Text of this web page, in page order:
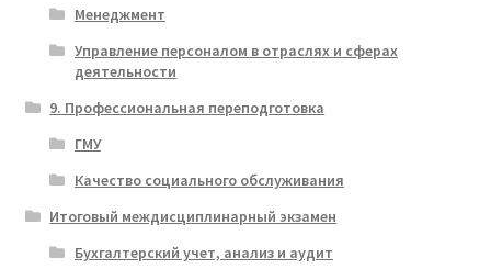
Менеджмент
Управление персоналом в отраслях и сферах
деятельности
9. Профессиональная переподготовка
ГМУ
Качество социального обслуживания
Итоговый междисциплинарный экзамен
Бухгалтерский учет, анализ и аудит